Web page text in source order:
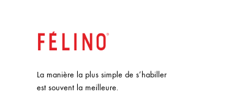
La manière la plus simple de s’habiller
est souvent la meilleure.